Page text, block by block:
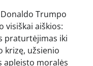
Trumpo
aiškios:
praturtėjimas iki
krizę, užsienio
apleisto moralės